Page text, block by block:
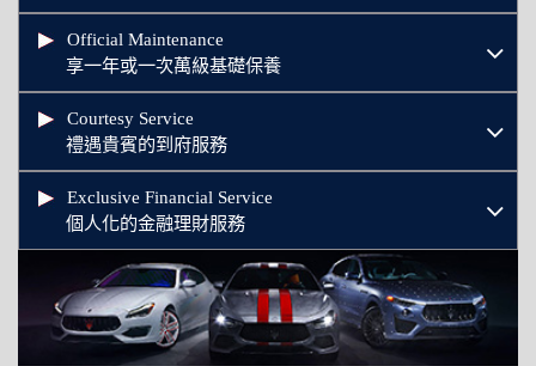
Official Maintenance
享一年或一次萬級基礎保養
Courtesy Service
禮遇貴賓的到府服務
Exclusive Financial Service
個人化的金融理財服務